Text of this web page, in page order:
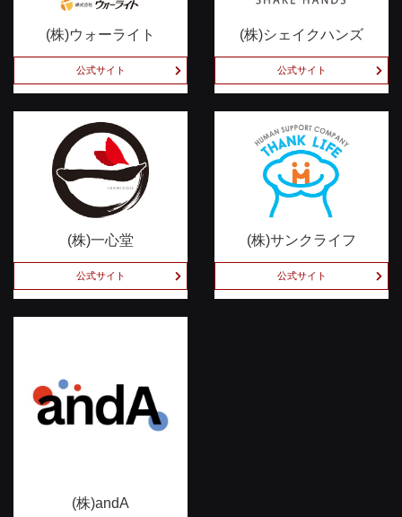
(株)ウォーライト
公式サイト
(株)シェイクハンズ
公式サイト
(株)一心堂
公式サイト
(株)サンクライフ
公式サイト
(株)andA